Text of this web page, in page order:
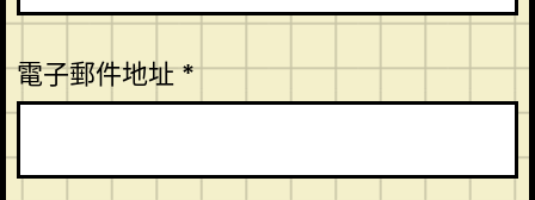
電子郵件地址*